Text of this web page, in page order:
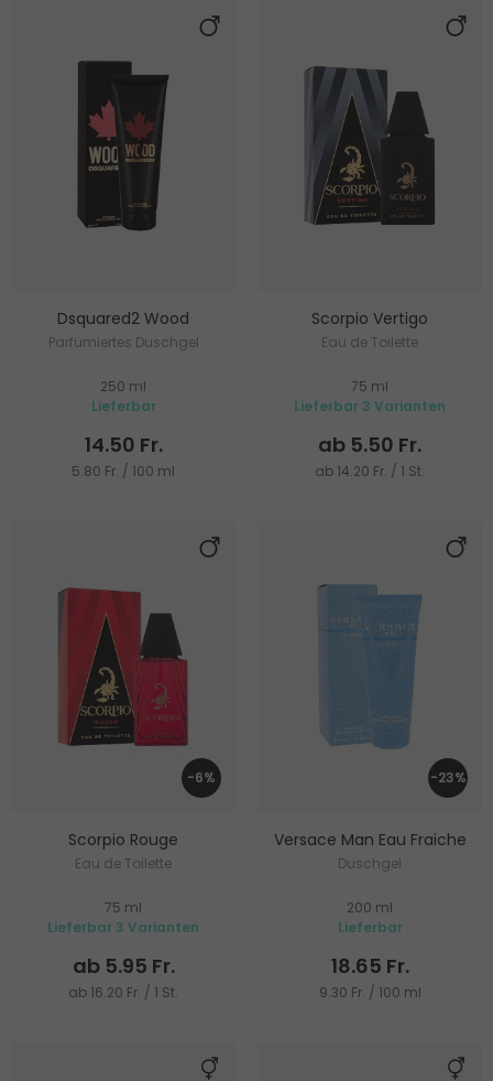
Dsquared2 Wood
Parfümiertes Duschgel
250 ml
Lieferbar
14.50 Fr.
5.80 Fr. / 100 ml
Scorpio Vertigo
Eau de Toilette
75 ml
Lieferbar 3 Varianten
ab 5.50 Fr.
ab 14.20 Fr. / 1 St.
-6%
Scorpio Rouge
Eau de Toilette
75 ml
Lieferbar 3 Varianten
ab 5.95 Fr.
ab 16.20 Fr. / 1 St.
-23%
Versace Man Eau Fraiche
Duschgel
200 ml
Lieferbar
18.65 Fr.
9.30 Fr. / 100 ml